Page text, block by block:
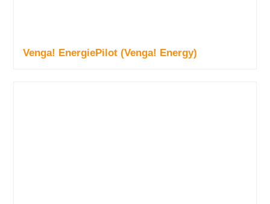
Venga! EnergiePilot (Venga! Energy)